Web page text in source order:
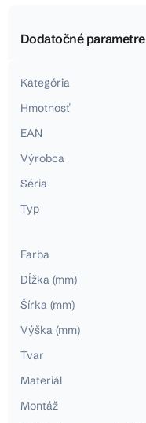
Dodatočné parametre
Kategória
Hmotnosť
EAN
Výrobca
Séria
Typ
Farba
Dĺžka (mm)
Šírka (mm)
Výška (mm)
Tvar
Materiál
Montáž